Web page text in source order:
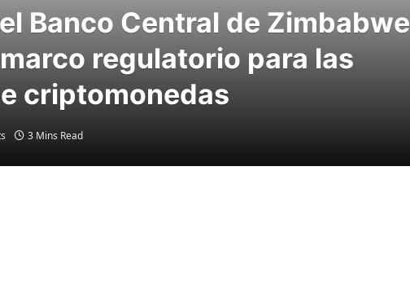
Banco Central de Zimbabwe
regulatorio para las
criptomonedas
3 Mins Read